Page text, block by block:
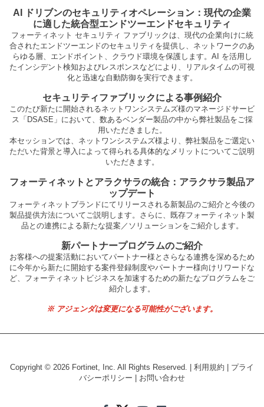
AI ドリブンのセキュリティオペレーション：現代の企業
に適した統合型エンドツーエンドセキュリティ
フォーティネット セキュリティ ファブリックは、現代の企業向けに統
合されたエンドツーエンドのセキュリティを提供し、ネットワークのあ
らゆる層、エンドポイント、クラウド環境を保護します。AI を活用し
たインシデント検知およびレスポンスなどにより、リアルタイムの可視
化と迅速な自動防御を実行できます。
セキュリティファブリックによる事例紹介
このたび新たに開始されるネットワンシステムズ様のマネージドサービ
ス「DSASE」において、数あるベンダー製品の中から弊社製品をご採
用いただきました。
本セッションでは、ネットワンシステムズ様より、弊社製品をご選定い
ただいた背景と導入によって得られる具体的なメリットについてご説明
いただきます。
フォーティネットとアラクサラの統合：アラクサラ製品ア
ップデート
フォーティネットブランドにてリリースされる新製品のご紹介と今後の
製品提供方法についてご説明します。さらに、既存フォーティネット製
品との連携による新たな提案／ソリューションをご紹介します。
新パートナープログラムのご紹介
お客様への提案活動においてパートナー様とさらなる連携を深めるため
に今年から新たに開始する案件登録制度やパートナー様向けリワードな
ど、フォーティネットビジネスを加速するための新たなプログラムをご
紹介します。
※ アジェンダは変更になる可能性がございます。
Copyright © 2026 Fortinet, Inc. All Rights Reserved. | 利用規約
プライ
バシーポリシー
お問い合わせ